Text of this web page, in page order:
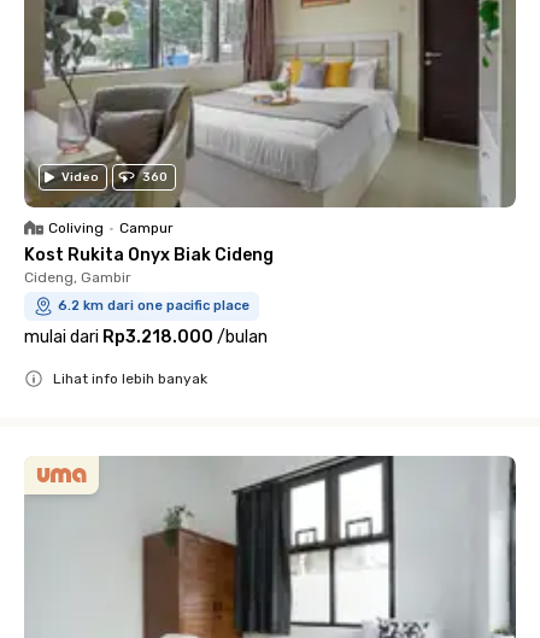
Video 360
Coliving • Campur
Kost Rukita Onyx Biak Cideng
Cideng, Gambir
6.2 km dari one pacific place
mulai dari Rp3.218.000 /bulan
Lihat info lebih banyak